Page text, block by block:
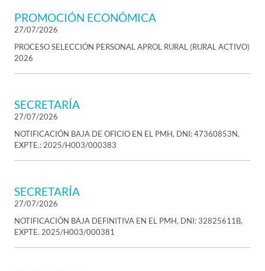
PROMOCIÓN ECONÓMICA
27/07/2026
PROCESO SELECCIÓN PERSONAL APROL RURAL (RURAL ACTIVO)
2026
SECRETARÍA
27/07/2026
NOTIFICACIÓN BAJA DE OFICIO EN EL PMH, DNI: 47360853N,
EXPTE.: 2025/H003/000383
SECRETARÍA
27/07/2026
NOTIFICACIÓN BAJA DEFINITIVA EN EL PMH, DNI: 32825611B,
EXPTE. 2025/H003/000381